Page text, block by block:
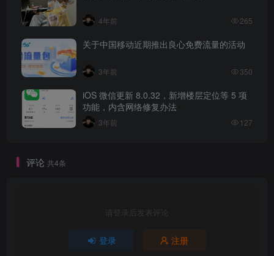
4年前 265
关于中国移动近期推出良心免费流量的活动
3年前 350
iOS 微信更新 8.0.32，新增楼层定位等 5 项
功能，内含网络修复办法
3年前 127
评论 共4条
请登录后发表评论
登录 注册